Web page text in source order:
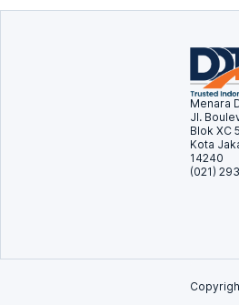
Menara
Jl.
Blok XC
Kota
14240
(021)